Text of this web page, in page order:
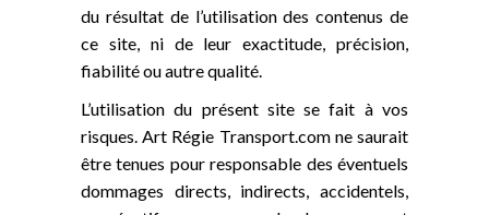
du résultat de l’utilisation des contenus de
ce site, ni de leur exactitude, précision,
fiabilité ou autre qualité.
L’utilisation du présent site se fait à vos
risques. Art Régie Transport.com ne saurait
être tenues pour responsable des éventuels
dommages directs, indirects, accidentels,